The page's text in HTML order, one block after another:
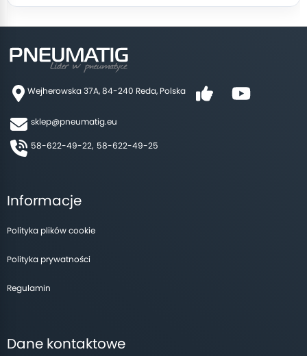
Wejherowska 37A, 84-240 Reda, Polska
sklep@pneumatig.eu
58-622-49-22, 58-622-49-25
Informacje
Polityka plików cookie
Polityka prywatności
Regulamin
Dane kontaktowe